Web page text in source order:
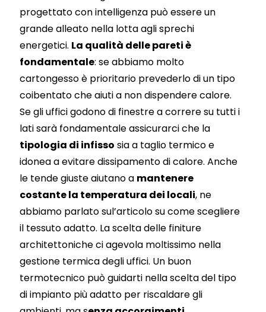
progettato con intelligenza può essere un
grande alleato nella lotta agli sprechi
energetici. La qualità delle pareti è
fondamentale: se abbiamo molto
cartongesso è prioritario prevederlo di un tipo
coibentato che aiuti a non dispendere calore.
Se gli uffici godono di finestre a correre su tutti i
lati sarà fondamentale assicurarci che la
tipologia di infisso sia a taglio termico e
idonea a evitare dissipamento di calore. Anche
le tende giuste aiutano a mantenere
costante la temperatura dei locali, ne
abbiamo parlato sul’articolo sucome scegliere
il tessuto adatto. La scelta delle finiture
architettoniche ci agevola moltissimo nella
gestione termica degli uffici. Un buon
termotecnico può guidarti nella scelta del tipo
di impianto più adatto per riscaldare gli